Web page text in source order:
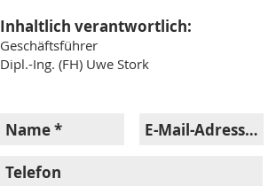
Inhaltlich verantwortlich:
Geschäftsführer
Dipl.-Ing. (FH) Uwe Stork